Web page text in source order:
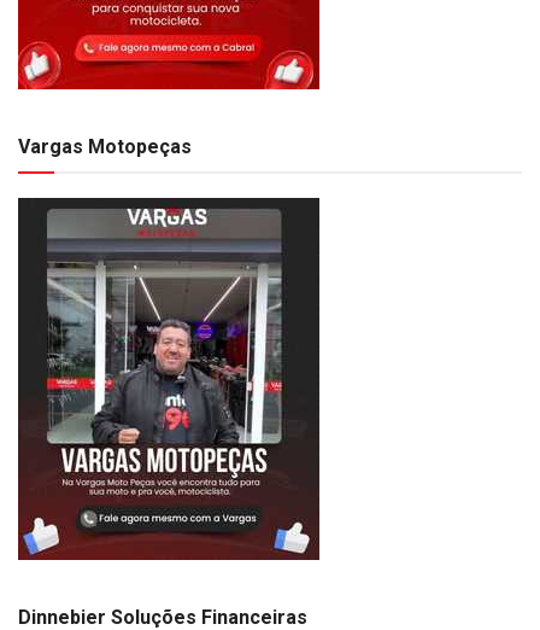
Vargas Motopeças
Dinnebier Soluções Financeiras